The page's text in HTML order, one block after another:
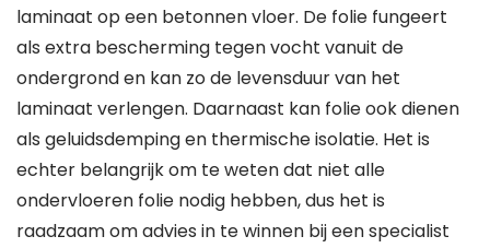
laminaat op een betonnen vloer. De folie fungeert
als extra bescherming tegen vocht vanuit de
ondergrond en kan zo de levensduur van het
laminaat verlengen. Daarnaast kan folie ook dienen
als geluidsdemping en thermische isolatie. Het is
echter belangrijk om te weten dat niet alle
ondervloeren folie nodig hebben, dus het is
raadzaam om advies in te winnen bij een specialist